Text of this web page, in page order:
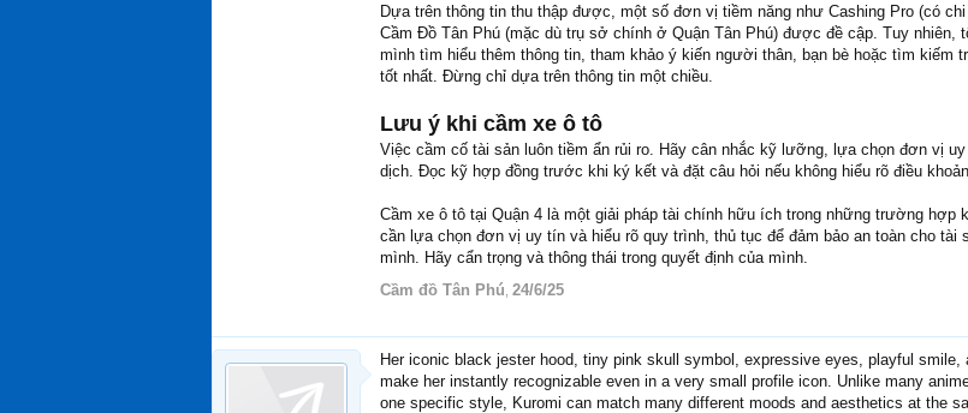
Dựa trên thông tin thu thập được, một số đơn vị tiềm năng như Cashing Pro (có
Cầm Đồ Tân Phú (mặc dù trụ sở chính ở Quận Tân Phú) được đề cập. Tuy nhiên,
mình tìm hiểu thêm thông tin, tham khảo ý kiến người thân, bạn bè hoặc tìm kiếm
tốt nhất. Đừng chỉ dựa trên thông tin một chiều.
Lưu ý khi cầm xe ô tô
Việc cầm cố tài sản luôn tiềm ẩn rủi ro. Hãy cân nhắc kỹ lưỡng, lựa chọn đơn vị
dịch. Đọc kỹ hợp đồng trước khi ký kết và đặt câu hỏi nếu không hiểu rõ điều khoản
Cầm xe ô tô tại Quận 4 là một giải pháp tài chính hữu ích trong những trường hợp
cần lựa chọn đơn vị uy tín và hiểu rõ quy trình, thủ tục để đảm bảo an toàn cho tài
mình. Hãy cẩn trọng và thông thái trong quyết định của mình.
Cầm đồ Tân Phú 24/6/25
Her iconic black jester hood, tiny pink skull symbol, expressive eyes, playful smile,
make her instantly recognizable even in a very small profile icon. Unlike many
one specific style, Kuromi can match many different moods and aesthetics at the